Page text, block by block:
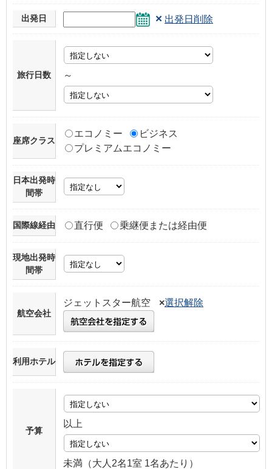
出発日 × 出発日削除
旅行日数 ～
座席クラス
エコノミー
ビジネス
プレミアムエコノミー
日本出発時
間帯
国際線経由 直行便 乗継便または経由便
現地出発時
間帯
航空会社
ジェットスター航空 ×選択解除
利用ホテル
予算
以上
未満（大人2名1室 1名あたり）